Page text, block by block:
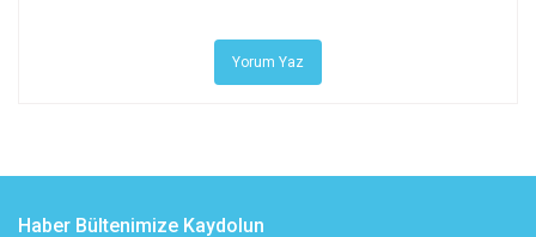
Yorum Yaz
Haber Bültenimize Kaydolun